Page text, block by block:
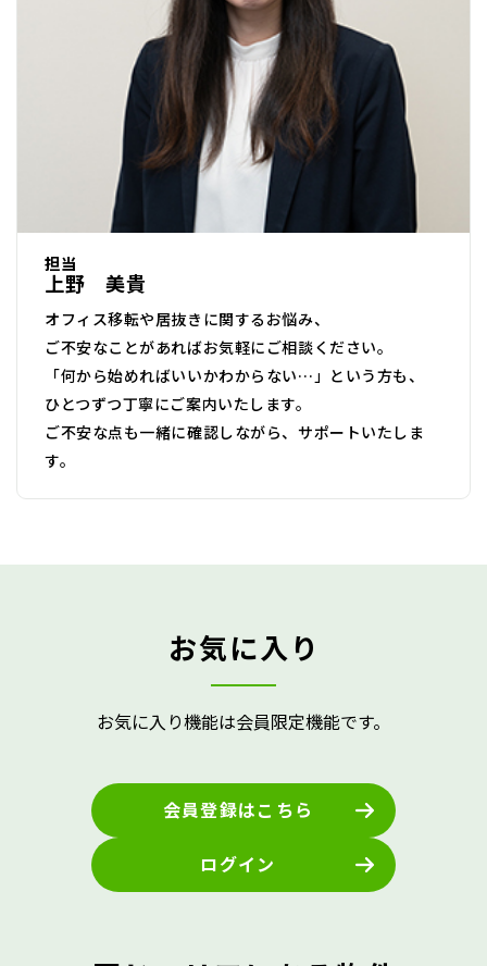
担当
上野 美貴
オフィス移転や居抜きに関するお悩み、
ご不安なことがあればお気軽にご相談ください。
「何から始めればいいかわからない…」という方も、
ひとつずつ丁寧にご案内いたします。
ご不安な点も一緒に確認しながら、サポートいたしま
す。
お気に入り
お気に入り機能は会員限定機能です。
会員登録はこちら
ログイン